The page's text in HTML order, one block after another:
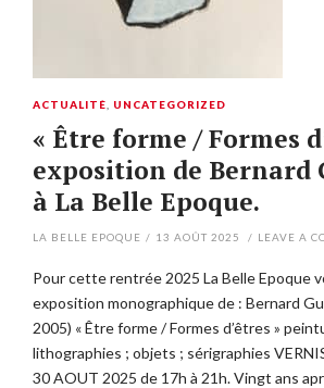
ACTUALITÉ UNCATEGORIZED
« Être forme / Formes
exposition de Bernard
à La Belle Epoque.
LA BELLE EPOQUE / 13 AOÛT 2025 / LEAVE A
Pour cette rentrée 2025 La Belle Epoque
exposition monographique de : Bernard
2005) « Être forme / Formes d’êtres »
lithographies ; objets ; sérigraphies
30 AOUT 2025 de 17h à 21h. Vingt ans